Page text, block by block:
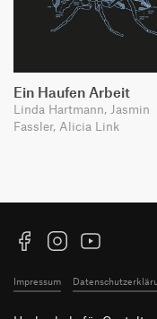
Ein Haufen Arbeit
Linda Hartmann, Jasmin
Fassler, Alicia Link
FacebookInstagramYouTube
Impressum